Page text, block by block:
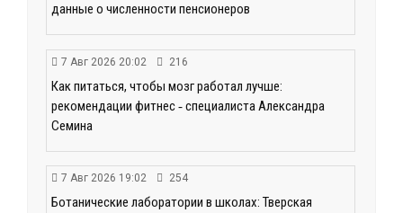
данные о численности пенсионеров
7 Авг 2026 20:02 216
Как питаться, чтобы мозг работал лучше:
рекомендации фитнес ‑ специалиста Александра
Семина
7 Авг 2026 19:02 254
Ботанические лаборатории в школах: Тверская